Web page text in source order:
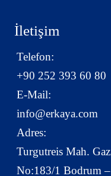
İletişim
Telefon:
+90 252 393 60 80
E-Mail:
info@erkaya.com
Adres:
Turgutreis Mah.
No:183/1 Bodrum